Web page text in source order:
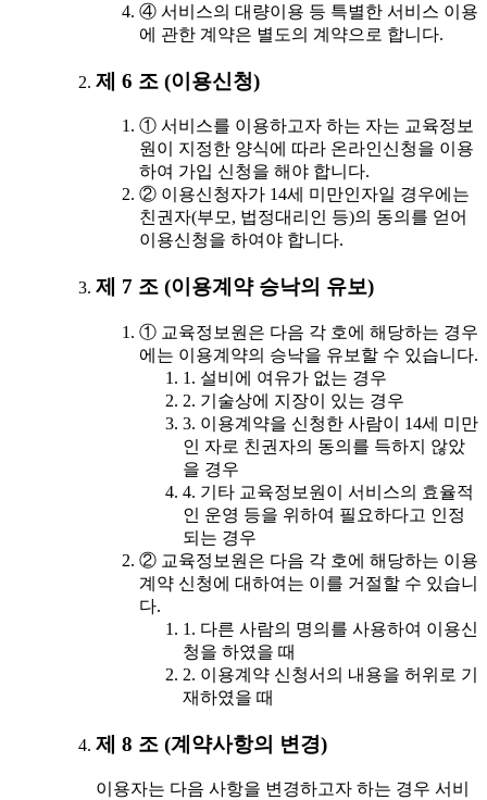
④ 서비스의 대량이용 등 특별한 서비스 이용
에 관한 계약은 별도의 계약으로 합니다.
제 6 조 (이용신청)
① 서비스를 이용하고자 하는 자는 교육정보
원이 지정한 양식에 따라 온라인신청을 이용
하여 가입 신청을 해야 합니다.
② 이용신청자가 14세 미만인자일 경우에는
친권자(부모, 법정대리인 등)의 동의를 얻어
이용신청을 하여야 합니다.
제 7 조 (이용계약 승낙의 유보)
① 교육정보원은 다음 각 호에 해당하는 경우
에는 이용계약의 승낙을 유보할 수 있습니다.
1. 설비에 여유가 없는 경우
2. 기술상에 지장이 있는 경우
3. 이용계약을 신청한 사람이 14세 미만
인 자로 친권자의 동의를 득하지 않았
을 경우
4. 기타 교육정보원이 서비스의 효율적
인 운영 등을 위하여 필요하다고 인정
되는 경우
② 교육정보원은 다음 각 호에 해당하는 이용
계약 신청에 대하여는 이를 거절할 수 있습니
다.
1. 다른 사람의 명의를 사용하여 이용신
청을 하였을 때
2. 이용계약 신청서의 내용을 허위로 기
재하였을 때
제 8 조 (계약사항의 변경)
이용자는 다음 사항을 변경하고자 하는 경우 서비